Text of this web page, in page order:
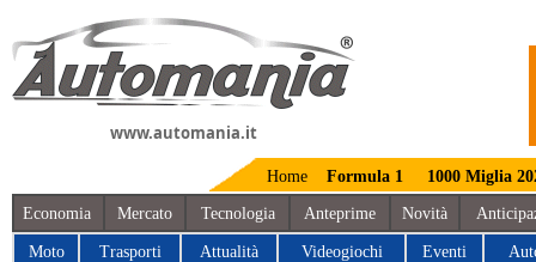
www.automania.it
Home Formula 1 1000 Miglia
Economia Mercato Tecnologia Anteprime Novità
Moto Trasporti Attualità Videogiochi Eventi